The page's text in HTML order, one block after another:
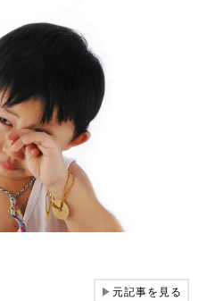
▶元記事を見る